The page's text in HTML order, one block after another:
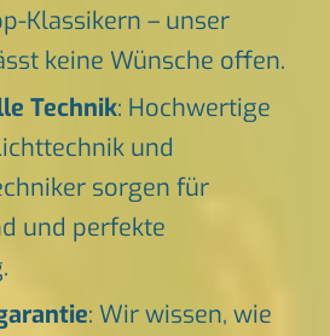
Klassikern – unser
keine Wünsche offen.
Technik: Hochwertige
und
sorgen für
und perfekte
: Wir wissen, wie